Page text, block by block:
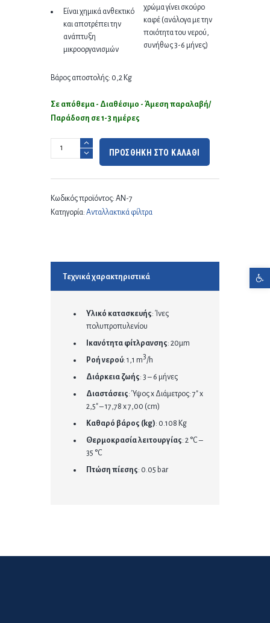
Ανοίξτε τη γραμμή εργαλείων
Είναι χημικά ανθεκτικό
και αποτρέπει την
ανάπτυξη
μικροοργανισμών
χρώμα γίνει σκούρο
καφέ (ανάλογα με την
ποιότητα του νερού,
συνήθως 3-6 μήνες)
Βάρος αποστολής: 0,2 Kg
Σε απόθεμα - Διαθέσιμο - Άμεση παραλαβή/
Παράδοση σε 1-3 ημέρες
ΠΡΟΣΘΗΚΗ ΣΤΟ ΚΑΛΑΘΙ
Κωδικός προϊόντος: ΑΝ-7
Κατηγορία: Ανταλλακτικά φίλτρα
Τεχνικά χαρακτηριστικά
Υλικό κατασκευής: Ίνες
πολυπροπυλενίου
Ικανότητα φίτλρανσης: 20μm
Ροή νερού: 1,1 m3/h
Διάρκεια ζωής: 3 – 6 μήνες
Διαστάσεις: Ύψος x Διάμετρος: 7″ x
2,5″ – 17,78 x 7,00 (cm)
Καθαρό βάρος (kg): 0.108 Kg
Θερμοκρασία λειτουργίας: 2 °C –
35 °C
Πτώση πίεσης: 0.05 bar